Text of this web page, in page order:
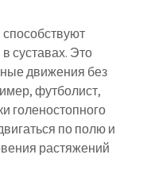
суставах. Это
движения без
футболист,
голеностопного
по полю и
растяжений